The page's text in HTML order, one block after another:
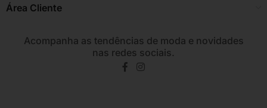
Área Cliente
Acompanha as tendências de moda e novidades
nas redes sociais.